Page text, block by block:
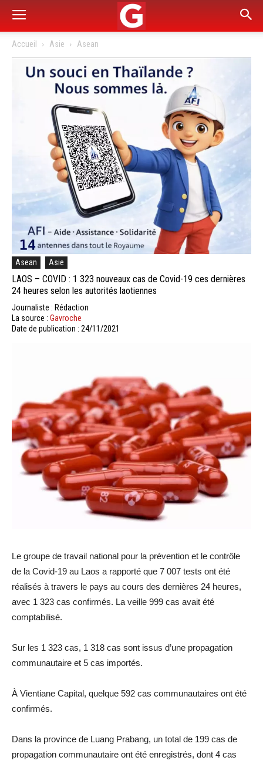
Accueil Asie Asean
Asean Asie
LAOS – COVID : 1 323 nouveaux cas de Covid-19 ces dernières
24 heures selon les autorités laotiennes
Journaliste : Rédaction
La source : Gavroche
Date de publication : 24/11/2021
Le groupe de travail national pour la prévention et le contrôle
de la Covid-19 au Laos a rapporté que 7 007 tests ont été
réalisés à travers le pays au cours des dernières 24 heures,
avec 1 323 cas confirmés. La veille 999 cas avait été
comptabilisé.
Sur les 1 323 cas, 1 318 cas sont issus d’une propagation
communautaire et 5 cas importés.
À Vientiane Capital, quelque 592 cas communautaires ont été
confirmés.
Dans la province de Luang Prabang, un total de 199 cas de
propagation communautaire ont été enregistrés, dont 4 cas